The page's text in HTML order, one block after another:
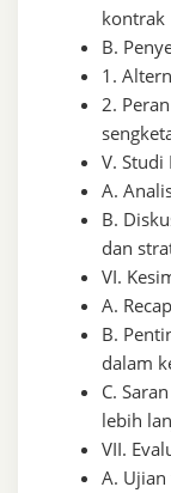
kontrak
B.
1.
2.
V. Studi
A.
B.
dan
VI.
A.
B.
dalam
C.
lebih
VII.
A.